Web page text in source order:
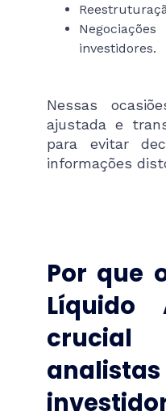
investidores.
Nessas
ajustada e
para evitar
informações
Por que
Líquido